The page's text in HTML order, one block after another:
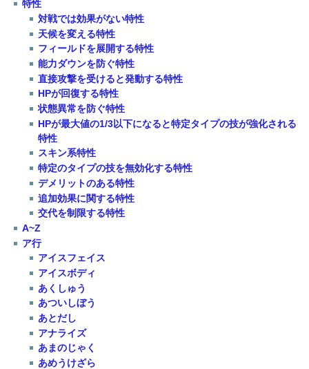
特性
対戦では効果がない特性
天候を変える特性
フィールドを展開する特性
能力ダウンを防ぐ特性
直接攻撃を受けると発動する特性
HPが回復する特性
状態異常を防ぐ特性
HPが最大値の1/3以下になると特定タイプの技が強化される
特性
スキン系特性
特定のタイプの技を無効化する特性
デメリットのある特性
追加効果に関する特性
交代を制限する特性
A~Z
ア行
アイスフェイス
アイスボディ
あくしゅう
あついしぼう
あとだし
アナライズ
あまのじゃく
あめうけざら